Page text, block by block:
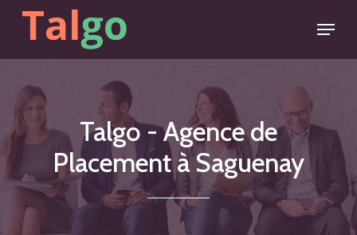
Skip
main
content
Menu
Talgo-Agence de
Placementà Saguenay